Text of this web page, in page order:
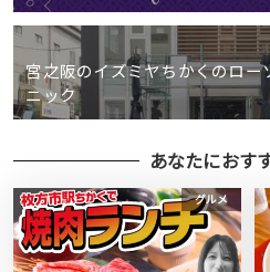
宮之阪のイズミヤちかくのロ
ニック
あなたにおす
グルメ